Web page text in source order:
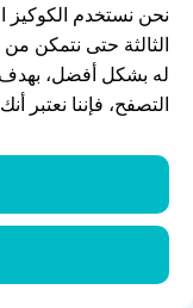
أسئلة شائعة عن
تجميل اللثة
نحن نستخدم الكوكيز
الثالثة حتى نتمكن
له بشكل أفضل، بهدف
التصفح، فإننا نعتبر